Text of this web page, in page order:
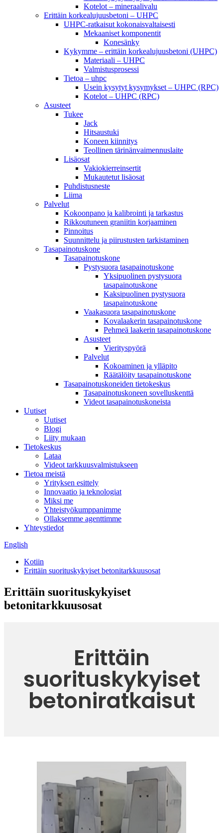
Kotelot – mineraalivalu
Erittäin korkealujuusbetoni – UHPC
UHPC-ratkaisut kokonaisvaltaisesti
Mekaaniset komponentit
Konesänky
Kykymme – erittäin korkealujuusbetoni (UHPC)
Materiaali – UHPC
Valmistusprosessi
Tietoa – uhpc
Usein kysytyt kysymykset – UHPC (RPC)
Kotelot – UHPC (RPC)
Asusteet
Tukee
Jack
Hitsaustuki
Koneen kiinnitys
Teollinen tärinänvaimennuslaite
Lisäosat
Vakiokierreinsertit
Mukautetut lisäosat
Puhdistusneste
Liima
Palvelut
Kokoonpano ja kalibrointi ja tarkastus
Rikkoutuneen graniitin korjaaminen
Pinnoitus
Suunnittelu ja piirustusten tarkistaminen
Tasapainotuskone
Tasapainotuskone
Pystysuora tasapainotuskone
Yksipuolinen pystysuora
tasapainotuskone
Kaksipuolinen pystysuora
tasapainotuskone
Vaakasuora tasapainotuskone
Kovalaakerin tasapainotuskone
Pehmeä laakerin tasapainotuskone
Asusteet
Vierityspyörä
Palvelut
Kokoaminen ja ylläpito
Räätälöity tasapainotuskone
Tasapainotuskoneiden tietokeskus
Tasapainotuskoneen sovelluskenttä
Videot tasapainotuskoneista
Uutiset
Uutiset
Blogi
Liity mukaan
Tietokeskus
Lataa
Videot tarkkuusvalmistukseen
Tietoa meistä
Yrityksen esittely
Innovaatio ja teknologiat
Miksi me
Yhteistyökumppanimme
Ollaksemme agenttimme
Yhteystiedot
English
Kotiin
Erittäin suorituskykyiset betonitarkkuusosat
Erittäin suorituskykyiset
betonitarkkuusosat
Erittäin
suorituskykyiset
betoniratkaisut